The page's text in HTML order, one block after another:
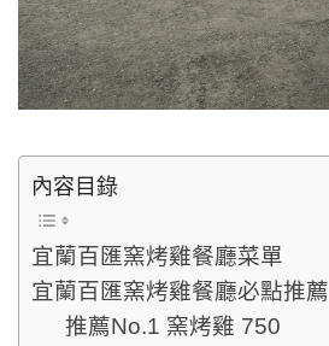
內容目錄
宜蘭百匯窯烤雞餐廳菜單
宜蘭百匯窯烤雞餐廳必點推薦
推薦No.1 窯烤雞 750